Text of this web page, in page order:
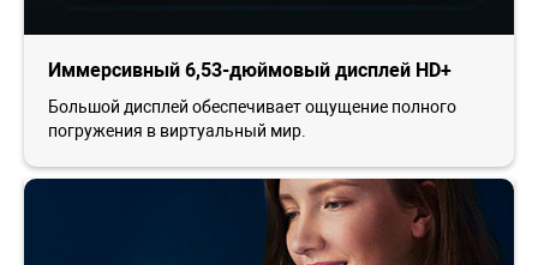
Иммерсивный 6,53-дюймовый дисплей HD+
Большой дисплей обеспечивает ощущение полного
погружения в виртуальный мир.